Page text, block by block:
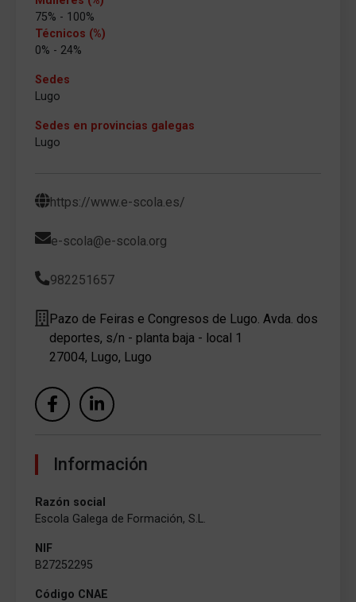
75% - 100%
Técnicos (%)
0% - 24%
Sedes
Lugo
Sedes en provincias galegas
Lugo
https://www.e-scola.es/
e-scola@e-scola.org
982251657
Pazo de Feiras e Congresos de Lugo. Avda. dos
deportes, s/n - planta baja - local 1
27004, Lugo, Lugo
Información
Razón social
Escola Galega de Formación, S.L.
NIF
B27252295
Código CNAE